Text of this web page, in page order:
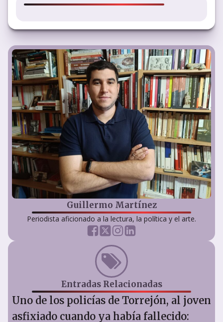
Guillermo Martínez
Periodista aficionado a la lectura, la política y el arte.
Entradas Relacionadas
Uno de los policías de Torrejón, al joven
asfixiado cuando ya había fallecido: